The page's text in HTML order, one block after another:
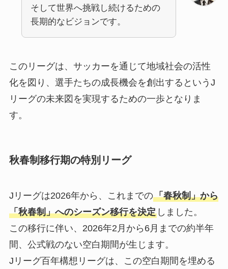
そして世界へ挑戦し続けるための
長期的なビジョンです。
このリーグは、サッカーを通じて地域社会の活性
化を図り、選手たちの成長機会を創出するというJ
リーグの未来図を実現するための一歩となりま
す。
秋春制移行期の特別リーグ
Jリーグは2026年から、これまでの「春秋制」から
「秋春制」へのシーズン移行を決定しました。
この移行に伴い、2026年2月から6月までの約半年
間、公式戦のない空白期間が生じます。
Jリーグ百年構想リーグは、この空白期間を埋める